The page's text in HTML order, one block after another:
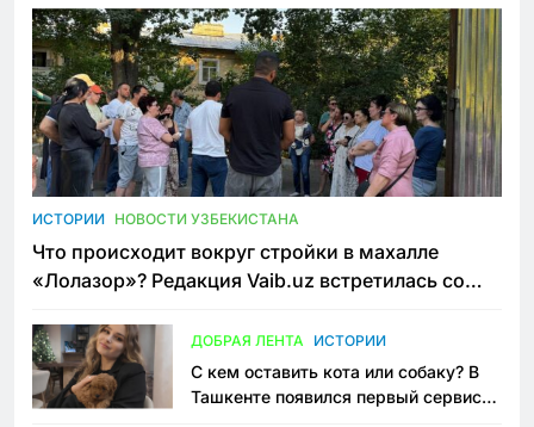
ИСТОРИИ НОВОСТИ УЗБЕКИСТАНА
Что происходит вокруг стройки в махалле
«Лолазор»? Редакция Vaib.uz встретилась со
ДОБРАЯ ЛЕНТА ИСТОРИИ
С кем оставить кота или собаку? В
Ташкенте появился первый сервис